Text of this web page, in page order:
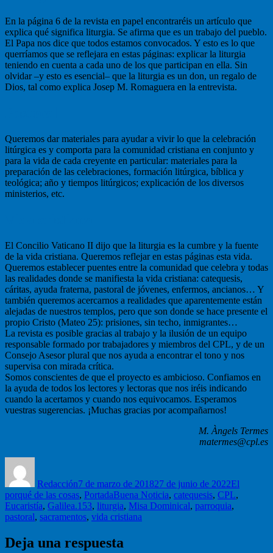
En la página 6 de la revista en papel encontraréis un artículo que
explica qué significa liturgia. Se afirma que es un trabajo del pueblo.
El Papa nos dice que todos estamos convocados. Y esto es lo que
querríamos que se reflejara en estas páginas: explicar la liturgia
teniendo en cuenta a cada uno de los que participan en ella. Sin
olvidar –y esto es esencial– que la liturgia es un don, un regalo de
Dios, tal como explica Josep M. Romaguera en la entrevista.
Queremos dar materiales para ayudar a vivir lo que la celebración
litúrgica es y comporta para la comunidad cristiana en conjunto y
para la vida de cada creyente en particular: materiales para la
preparación de las celebraciones, formación litúrgica, bíblica y
teológica; año y tiempos litúrgicos; explicación de los diversos
ministerios, etc.
El Concilio Vaticano II dijo que la liturgia es la cumbre y la fuente
de la vida cristiana. Queremos reflejar en estas páginas esta vida.
Queremos establecer puentes entre la comunidad que celebra y todas
las realidades donde se manifiesta la vida cristiana: catequesis,
cáritas, ayuda fraterna, pastoral de jóvenes, enfermos, ancianos… Y
también queremos acercarnos a realidades que aparentemente están
alejadas de nuestros templos, pero que son donde se hace presente el
propio Cristo (Mateo 25): prisiones, sin techo, inmigrantes…
La revista es posible gracias al trabajo y la ilusión de un equipo
responsable formado por trabajadores y miembros del CPL, y de un
Consejo Asesor plural que nos ayuda a encontrar el tono y nos
supervisa con mirada crítica.
Somos conscientes de que el proyecto es ambicioso. Confiamos en
la ayuda de todos los lectores y lectoras que nos iréis indicando
cuando la acertamos y cuando nos equivocamos. Esperamos
vuestras sugerencias. ¡Muchas gracias por acompañarnos!
M. Àngels Termes
matermes@cpl.es
Redacción7 de marzo de 201827 de junio de 2022El
porqué de las cosas, PortadaEtiquetas
Buena Noticia, catequesis, CPL,
Eucaristía, Galilea.153, liturgia, Misa Dominical, parroquia,
pastoral, sacramentos, vida cristiana
Deja una respuesta